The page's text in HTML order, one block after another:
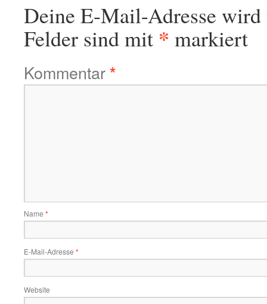
Deine E-Mail-Adresse
Felder sind mit * markiert
Kommentar*
Name *
E-Mail-Adresse *
Website